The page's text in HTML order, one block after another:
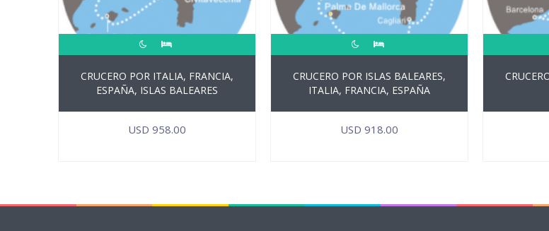
CRUCERO POR ITALIA, FRANCIA,
ESPAÑA, ISLAS BALEARES
USD 958.00
CRUCERO POR ISLAS BALEARES,
ITALIA, FRANCIA, ESPAÑA
USD 918.00